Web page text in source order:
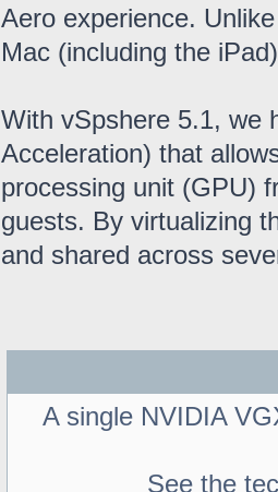
Aero experience.
Mac (including the
With vSpshere 5.1, we
Acceleration) that
processing unit (GPU)
guests. By virtualizing
and shared across
A single NVIDIA
See the